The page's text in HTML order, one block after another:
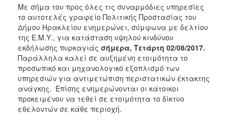
2006
ΤΟΠΟΣ
ΠΟΛΙΤΙΣΜΟΣ
Με σήμα του προς όλες τις συναρμόδιες υπηρεσίες
το αυτοτελές γραφείο Πολιτικής Προστασίας του
Δήμου Ηρακλείου ενημερώνει, σύμφωνα με δελτίου
της Ε.Μ.Υ., για κατάσταση υψηλού κινδύνου
εκδήλωσης πυρκαγιάς σήμερα, Τετάρτη 02/08/2017.
Παράλληλα καλεί σε αυξημένη ετοιμότητα το
προσωπικό και μηχανολογικό εξοπλισμό των
υπηρεσιών για αντιμετώπιση περιστατικών έκτακτης
ανάγκης. Επίσης ενημερώνονται οι κάτοικοι
προκειμένου να τεθεί σε ετοιμότητα το δίκτυο
εθελοντών σε κάθε περιοχή.